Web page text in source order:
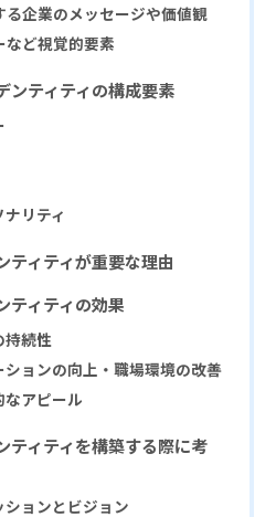
る企業のメッセージや価値観
など視覚的要素
ンティティの構成要素
リティ
ティティが重要な理由
ティティの効果
持続性
ョンの向上・職場環境の改善
アピール
ティティを構築する際に考
ョンとビジョン